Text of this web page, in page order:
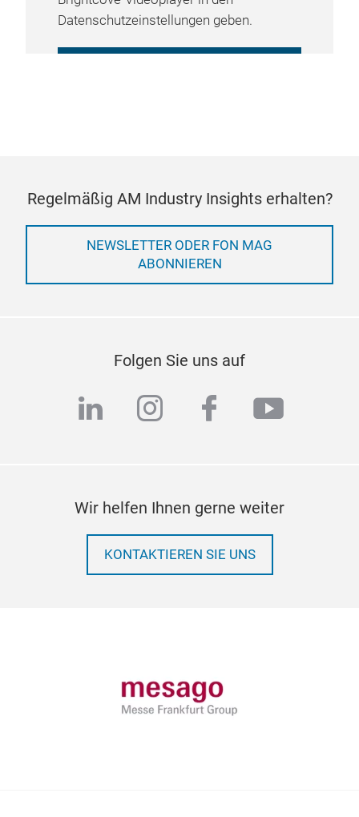
Datenschutzeinstellungen geben.
Regelmäßig AM Industry Insights erhalten?
NEWSLETTER ODER FON MAG
ABONNIEREN
Folgen Sie uns auf
linkedininstagram
facebook
Wir helfen Ihnen gerne weiter
KONTAKTIEREN SIE UNS